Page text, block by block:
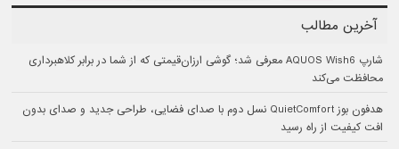
آخرین مطالب
شارپ AQUOS Wish6 معرفی شد؛ گوشی ارزان‌قیمتی که از شما در برابر کلاهبرداری
محافظت می‌کند
هدفون بوز QuietComfort نسل دوم با صدای فضایی، طراحی جدید و صدای بدون
افت کیفیت از راه رسید